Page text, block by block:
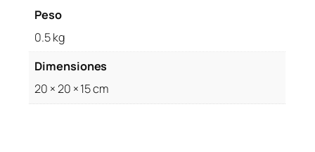
a
e
Peso
0.5 kg
Dimensiones
20 × 20 × 15 cm